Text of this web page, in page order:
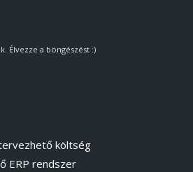
Élvezze a böngészést :)
költség
ERP rendszer